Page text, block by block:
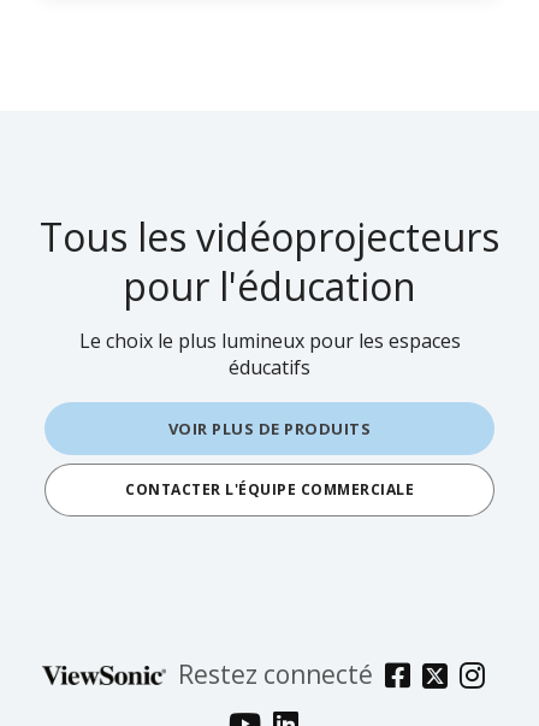
Tous les vidéoprojecteurs
pour l'éducation
Le choix le plus lumineux pour les espaces
éducatifs
VOIR PLUS DE PRODUITS
CONTACTER L'ÉQUIPE COMMERCIALE
Restez connecté